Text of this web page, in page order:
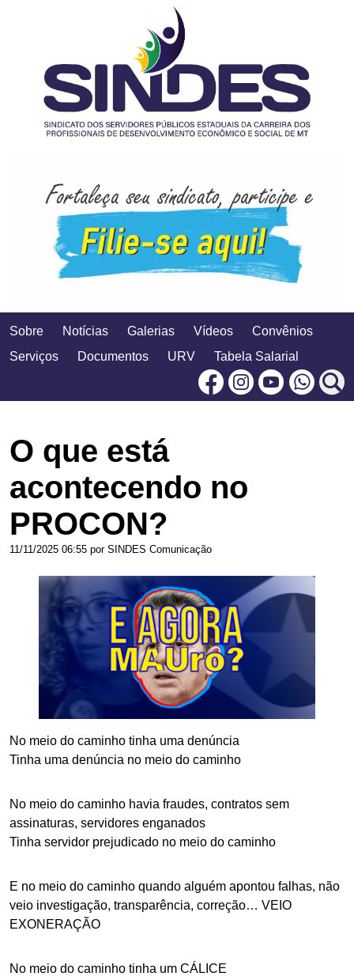
Sobre Notícias Galerias Vídeos
Convênios
Serviços
Documentos URV
Tabela Salarial
FacebookInstagram
O que está
acontecendo no
PROCON?
11/11/2025 06:55 por SINDES Comunicação
No meio do caminho tinha uma denúncia
Tinha uma denúncia no meio do caminho
No meio do caminho havia fraudes, contratos sem
assinaturas, servidores enganados
Tinha servidor prejudicado no meio do caminho
E no meio do caminho quando alguém apontou falhas, não
veio investigação, transparência, correção… VEIO
EXONERAÇÃO
No meio do caminho tinha um CÁLICE